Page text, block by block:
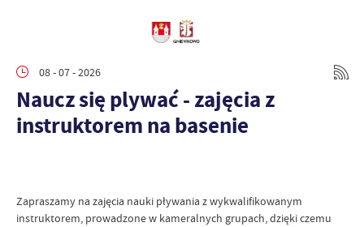
08 - 07 - 2026
Naucz się plywać - zajęcia z
instruktorem na basenie
Zapraszamy na zajęcia nauki pływania z wykwalifikowanym
instruktorem, prowadzone w kameralnych grupach, dzięki czemu